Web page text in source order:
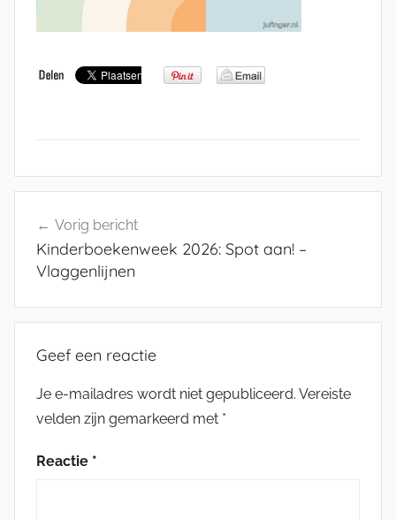
navigatie
Vorig bericht
Kinderboekenweek 2026: Spot aan! –
Vlaggenlijnen
Geef een reactie
Je e-mailadres wordt niet gepubliceerd. Vereiste
velden zijn gemarkeerd met *
Reactie *